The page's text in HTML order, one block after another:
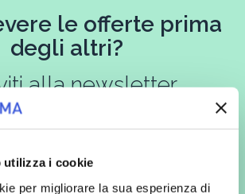
utilizza i cookie
per migliorare la sua esperienza di
le offerte prima
degli altri?
alla newsletter
avendo letto l’informativa